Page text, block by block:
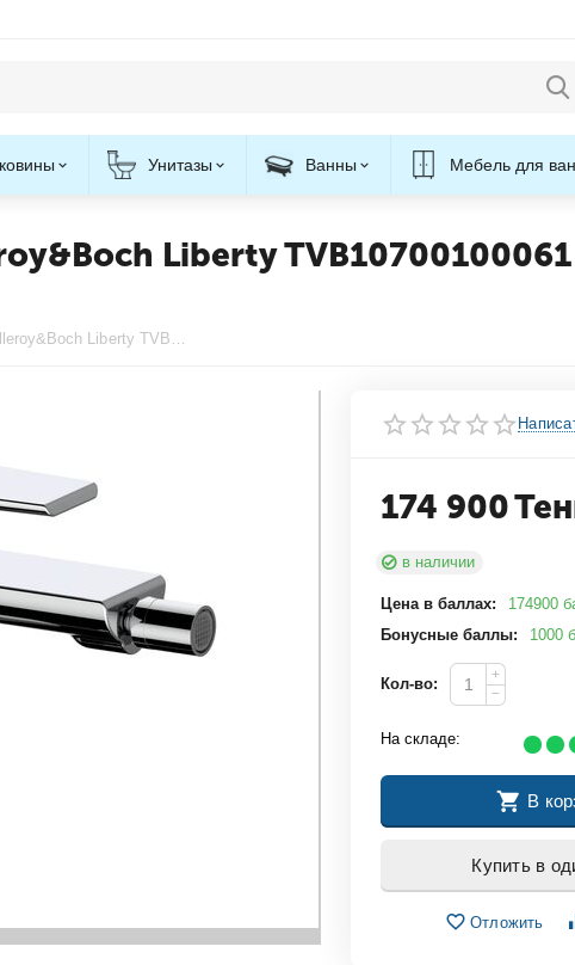
Унитазы Ванны Мебель для
Liberty
Смеситель для биде Villeroy&Boch Liberty TVB10700100061 однорычажный, со сливным гарнитуром, хром
174 900
в наличии
Цена в баллах:
174900
Бонусные баллы:
1000
Кол-во:
+
−
На складе:
В
Купить в
Отложить